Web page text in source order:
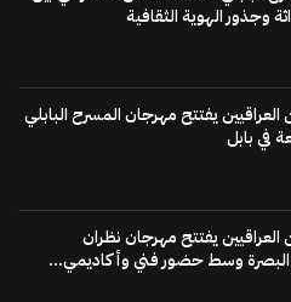
وجذور الهوية الثقافية
العراقيين يفتتح مهرجان المسرح البابلي
في بابل
العراقيين يفتتح مهرجان نظران
وسط حضور فني وأكاديمي...